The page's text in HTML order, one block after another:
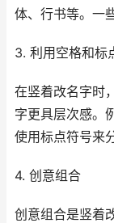
体、行书等。一
3. 利用空格和标
在竖着改名字时
字更具层次感。
使用标点符号来
4. 创意组合
创意组合是竖着